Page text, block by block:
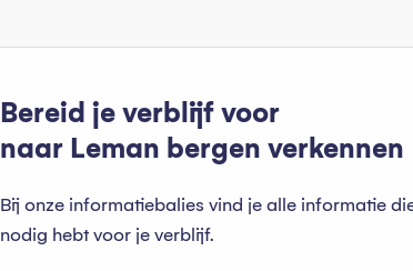
Bereid je verblijf voor
naar Leman bergen verkennen
Bij onze informatiebalies vind je alle informatie
nodig hebt voor je verblijf.